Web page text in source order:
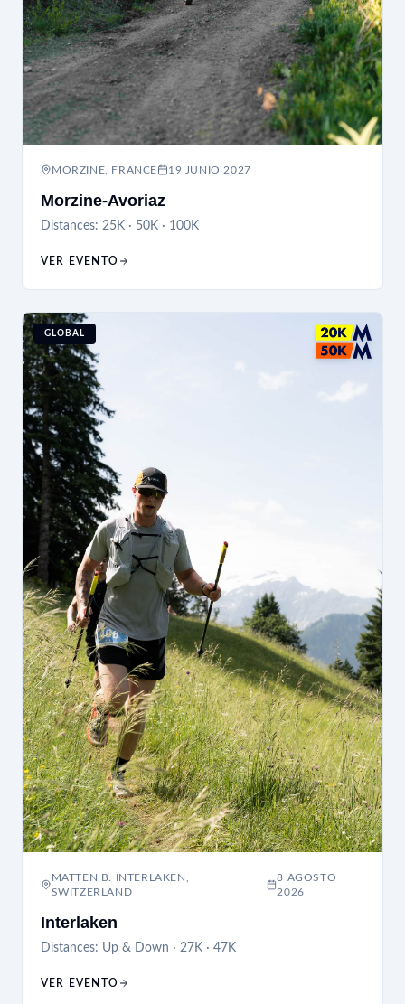
MORZINE, FRANCE 19 JUNIO 2027
Morzine-Avoriaz
Distances: 25K · 50K · 100K
VER EVENTO
GLOBAL
MATTEN B. INTERLAKEN,
SWITZERLAND
8 AGOSTO
2026
Interlaken
Distances: Up & Down · 27K · 47K
VER EVENTO